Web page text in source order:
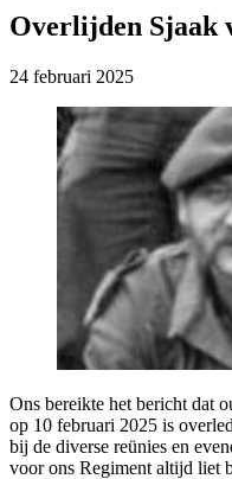
Overlijden Sjaak
24 februari 2025
Ons bereikte het bericht dat
op 10 februari 2025 is
bij de diverse reünies en
voor ons Regiment altijd liet